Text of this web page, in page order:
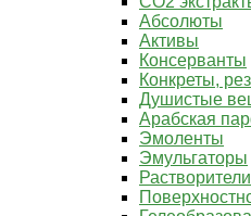
Абсолюты
Активы
Консерванты
Конкреты,
Душистые
Арабская
Эмоленты
Эмульгаторы
Растворители